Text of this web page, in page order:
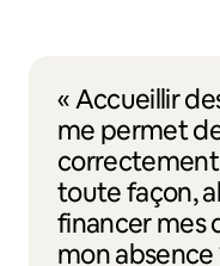
« Accueillir
me permet
toute façon,
financer mes
mon absence